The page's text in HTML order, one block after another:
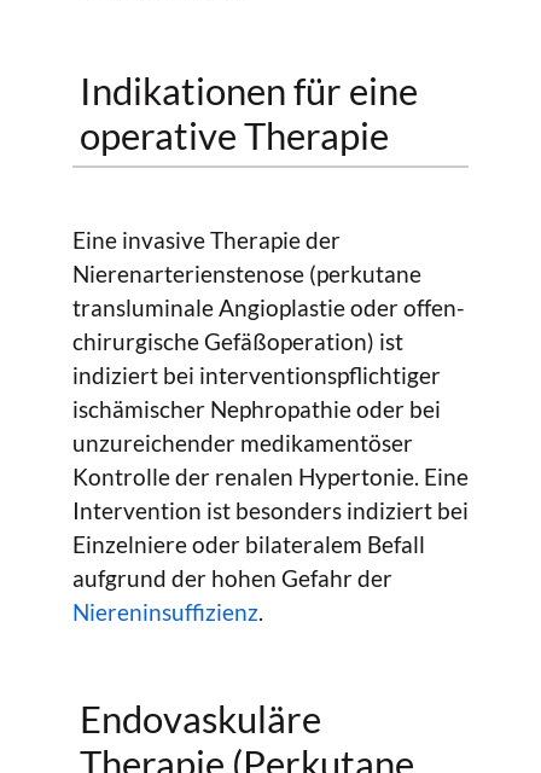
Indikationen für eine
operative Therapie
Eine invasive Therapie der
Nierenarterienstenose (perkutane
transluminale Angioplastie oder offen-
chirurgische Gefäßoperation) ist
indiziert bei interventionspflichtiger
ischämischer Nephropathie oder bei
unzureichender medikamentöser
Kontrolle der renalen Hypertonie. Eine
Intervention ist besonders indiziert bei
Einzelniere oder bilateralem Befall
aufgrund der hohen Gefahr der
Niereninsuffizienz.
Endovaskuläre